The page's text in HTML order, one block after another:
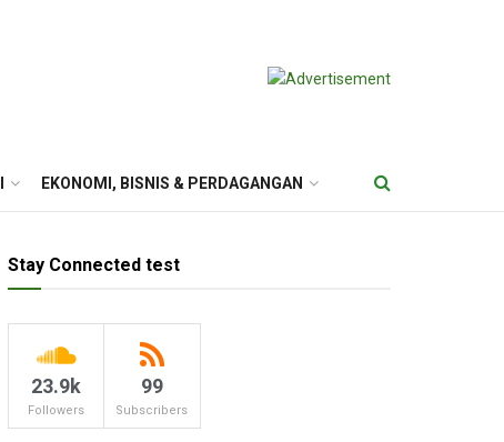
EKONOMI, BISNIS & PERDAGANGAN
Stay Connected test
23.9k
Followers
99
Subscribers